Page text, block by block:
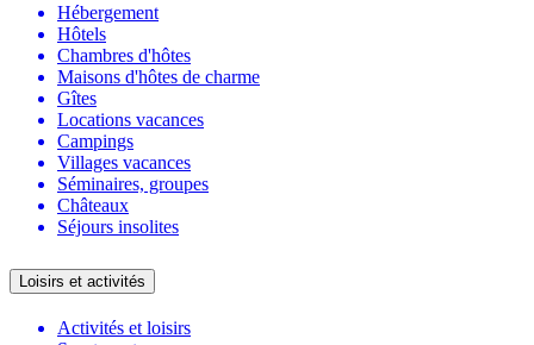
Hébergement
Hôtels
Chambres d'hôtes
Maisons d'hôtes de charme
Gîtes
Locations vacances
Campings
Villages vacances
Séminaires, groupes
Châteaux
Séjours insolites
Loisirs et activités
Activités et loisirs